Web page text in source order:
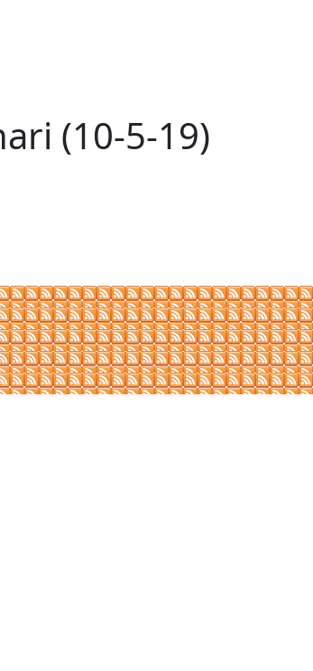
(10-5-19)